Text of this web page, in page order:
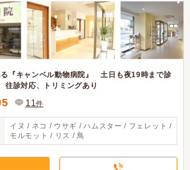
る『キャンベル動物病院』 土日も夜19時まで診
往診対応、トリミングあり
11件
イヌ / ネコ / ウサギ / ハムスター / フェレット /
モルモット / リス / 鳥